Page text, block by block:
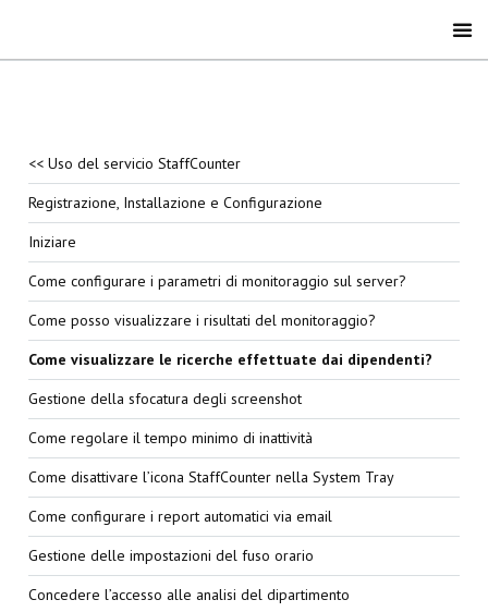
<< Uso del servicio StaffCounter
Registrazione, Installazione e Configurazione
Iniziare
Come configurare i parametri di monitoraggio sul server?
Come posso visualizzare i risultati del monitoraggio?
Come visualizzare le ricerche effettuate dai dipendenti?
Gestione della sfocatura degli screenshot
Come regolare il tempo minimo di inattività
Come disattivare l’icona StaffCounter nella System Tray
Come configurare i report automatici via email
Gestione delle impostazioni del fuso orario
Concedere l’accesso alle analisi del dipartimento